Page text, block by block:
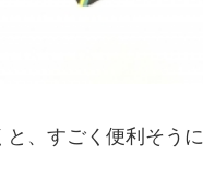
、すごく便利そう